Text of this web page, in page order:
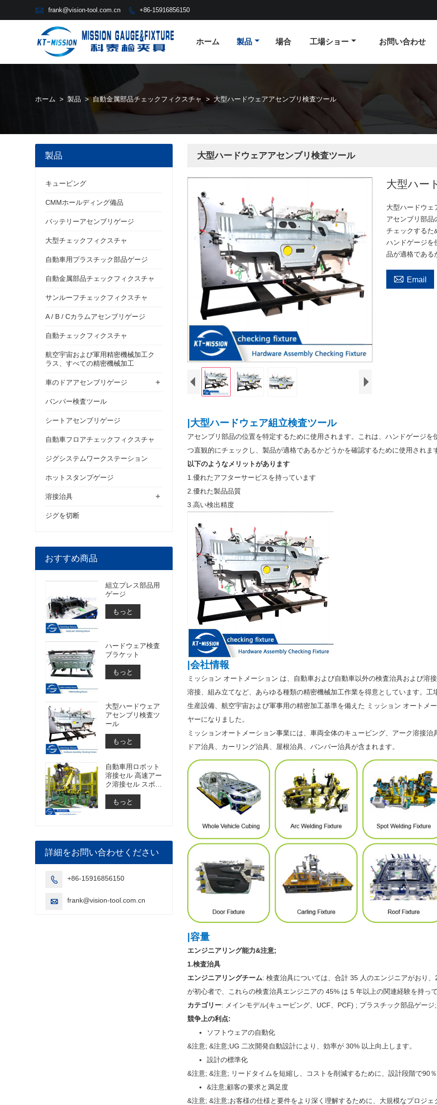
 frank@vision-tool.com.cn  +86-15916856150
ホーム 製品 場合 工場ショー お問い合わせ
ホーム > 製品 > 自動金属部品チェックフィクスチャ > 大型ハードウェアアセンブリ検査ツール
大型ハードウェアアセンブリ検査ツール
大型ハー
大型ハードウェ
アセンブリ部品
チェックするた
ハンドゲージを
品が適格である
 Email
|大型ハードウェア組立検査ツール
アセンブリ部品の位置を特定するために使用されます。これは、ハンドゲージ
つ直観的にチェックし、製品が適格であるかどうかを確認するために使用されま
以下のようなメリットがあります
1.優れたアフターサービスを持っています
2.優れた製品品質
3.高い検出精度
|会社情報
ミッション オートメーション は、自動車および自動車以外の検査治具および溶
溶接、組み立てなど、あらゆる種類の精密機械加工作業を得意としています。
生産設備、航空宇宙および軍事用の精密加工基準を備えた ミッション オートメ
ヤーになりました。
ミッションオートメーション事業には、車両全体のキュービング、アーク溶接
ドア治具、カーリング治具、屋根治具、バンパー治具が含まれます。
|容量
エンジニアリング能力&注意;
1.検査治具
エンジニアリングチーム: 検査治具については、合計 35 人のエンジニアがおり
が初心者で、これらの検査治具エンジニアの 45% は 5 年以上の関連経験を持っ
カテゴリー: メインモデル(キュービング、UCF、PCF) ; プラスチック部品ゲー
競争上の利点:
ソフトウェアの自動化
&注意; &注意;UG 二次開発自動設計により、効率が 30% 以上向上します。
設計の標準化
&注意; &注意; リードタイムを短縮し、コストを削減するために、設計段階で90
&注意;顧客の要求と満足度
&注意; &注意;お客様の仕様と要件をより深く理解するために、大規模なプロジ
製品
キュービング
CMMホールディング備品
バッテリーアセンブリゲージ
大型チェックフィクスチャ
自動車用プラスチック部品ゲージ
自動金属部品チェックフィクスチャ
サンルーフチェックフィクスチャ
A / B / Cカラムアセンブリゲージ
自動チェックフィクスチャ
航空宇宙および軍用精密機械加工ク
ラス、すべての精密機械加工
+
車のドアアセンブリゲージ
バンパー検査ツール
シートアセンブリゲージ
自動車フロアチェックフィクスチャ
ジグシステムワークステーション
ホットスタンプゲージ
+
溶接治具
ジグを切断
おすすめ商品
組立プレス部品用
ゲージ
もっと
ハードウェア検査
ブラケット
もっと
大型ハードウェア
アセンブリ検査ツ
ール
もっと
自動車用ロボット
溶接セル 高速アー
ク溶接セル スポッ
ト溶接セルの構築
もっと
詳細をお問い合わせください
 +86-15916856150
 frank@vision-tool.com.cn